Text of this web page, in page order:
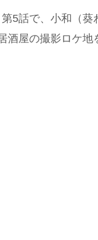
5話で、 小和（葵
酒屋の撮影ロケ地